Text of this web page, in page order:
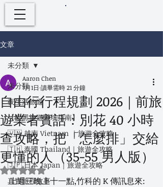
文章
未分類
夜生活旅遊
【暗黑旅遊避坑指南】
🇻🇳 越南 Vietnam ｜旅遊全攻略
🇹🇭 泰國 Thailand｜旅遊全攻略
🇯🇵 日本 Japan｜旅遊全攻略
真實旅程故事
未分類
自由行行程規劃 2026｜前旅
遊業者實話：別花 40 小時
查攻略，把「怎麼排」交給
更懂的人（35-55 男人版）
Aaron Chen
7月1日 讀畢需時 21 分鐘
評等為 NaN（最高為 5 顆星）。
上週三晚上十一點,竹科的 K 傳訊息來: